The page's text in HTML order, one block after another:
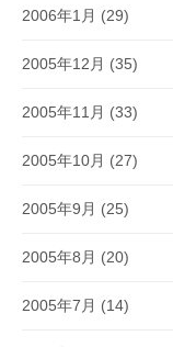
2006年1月 (29)
2005年12月 (35)
2005年11月 (33)
2005年10月 (27)
2005年9月 (25)
2005年8月 (20)
2005年7月 (14)